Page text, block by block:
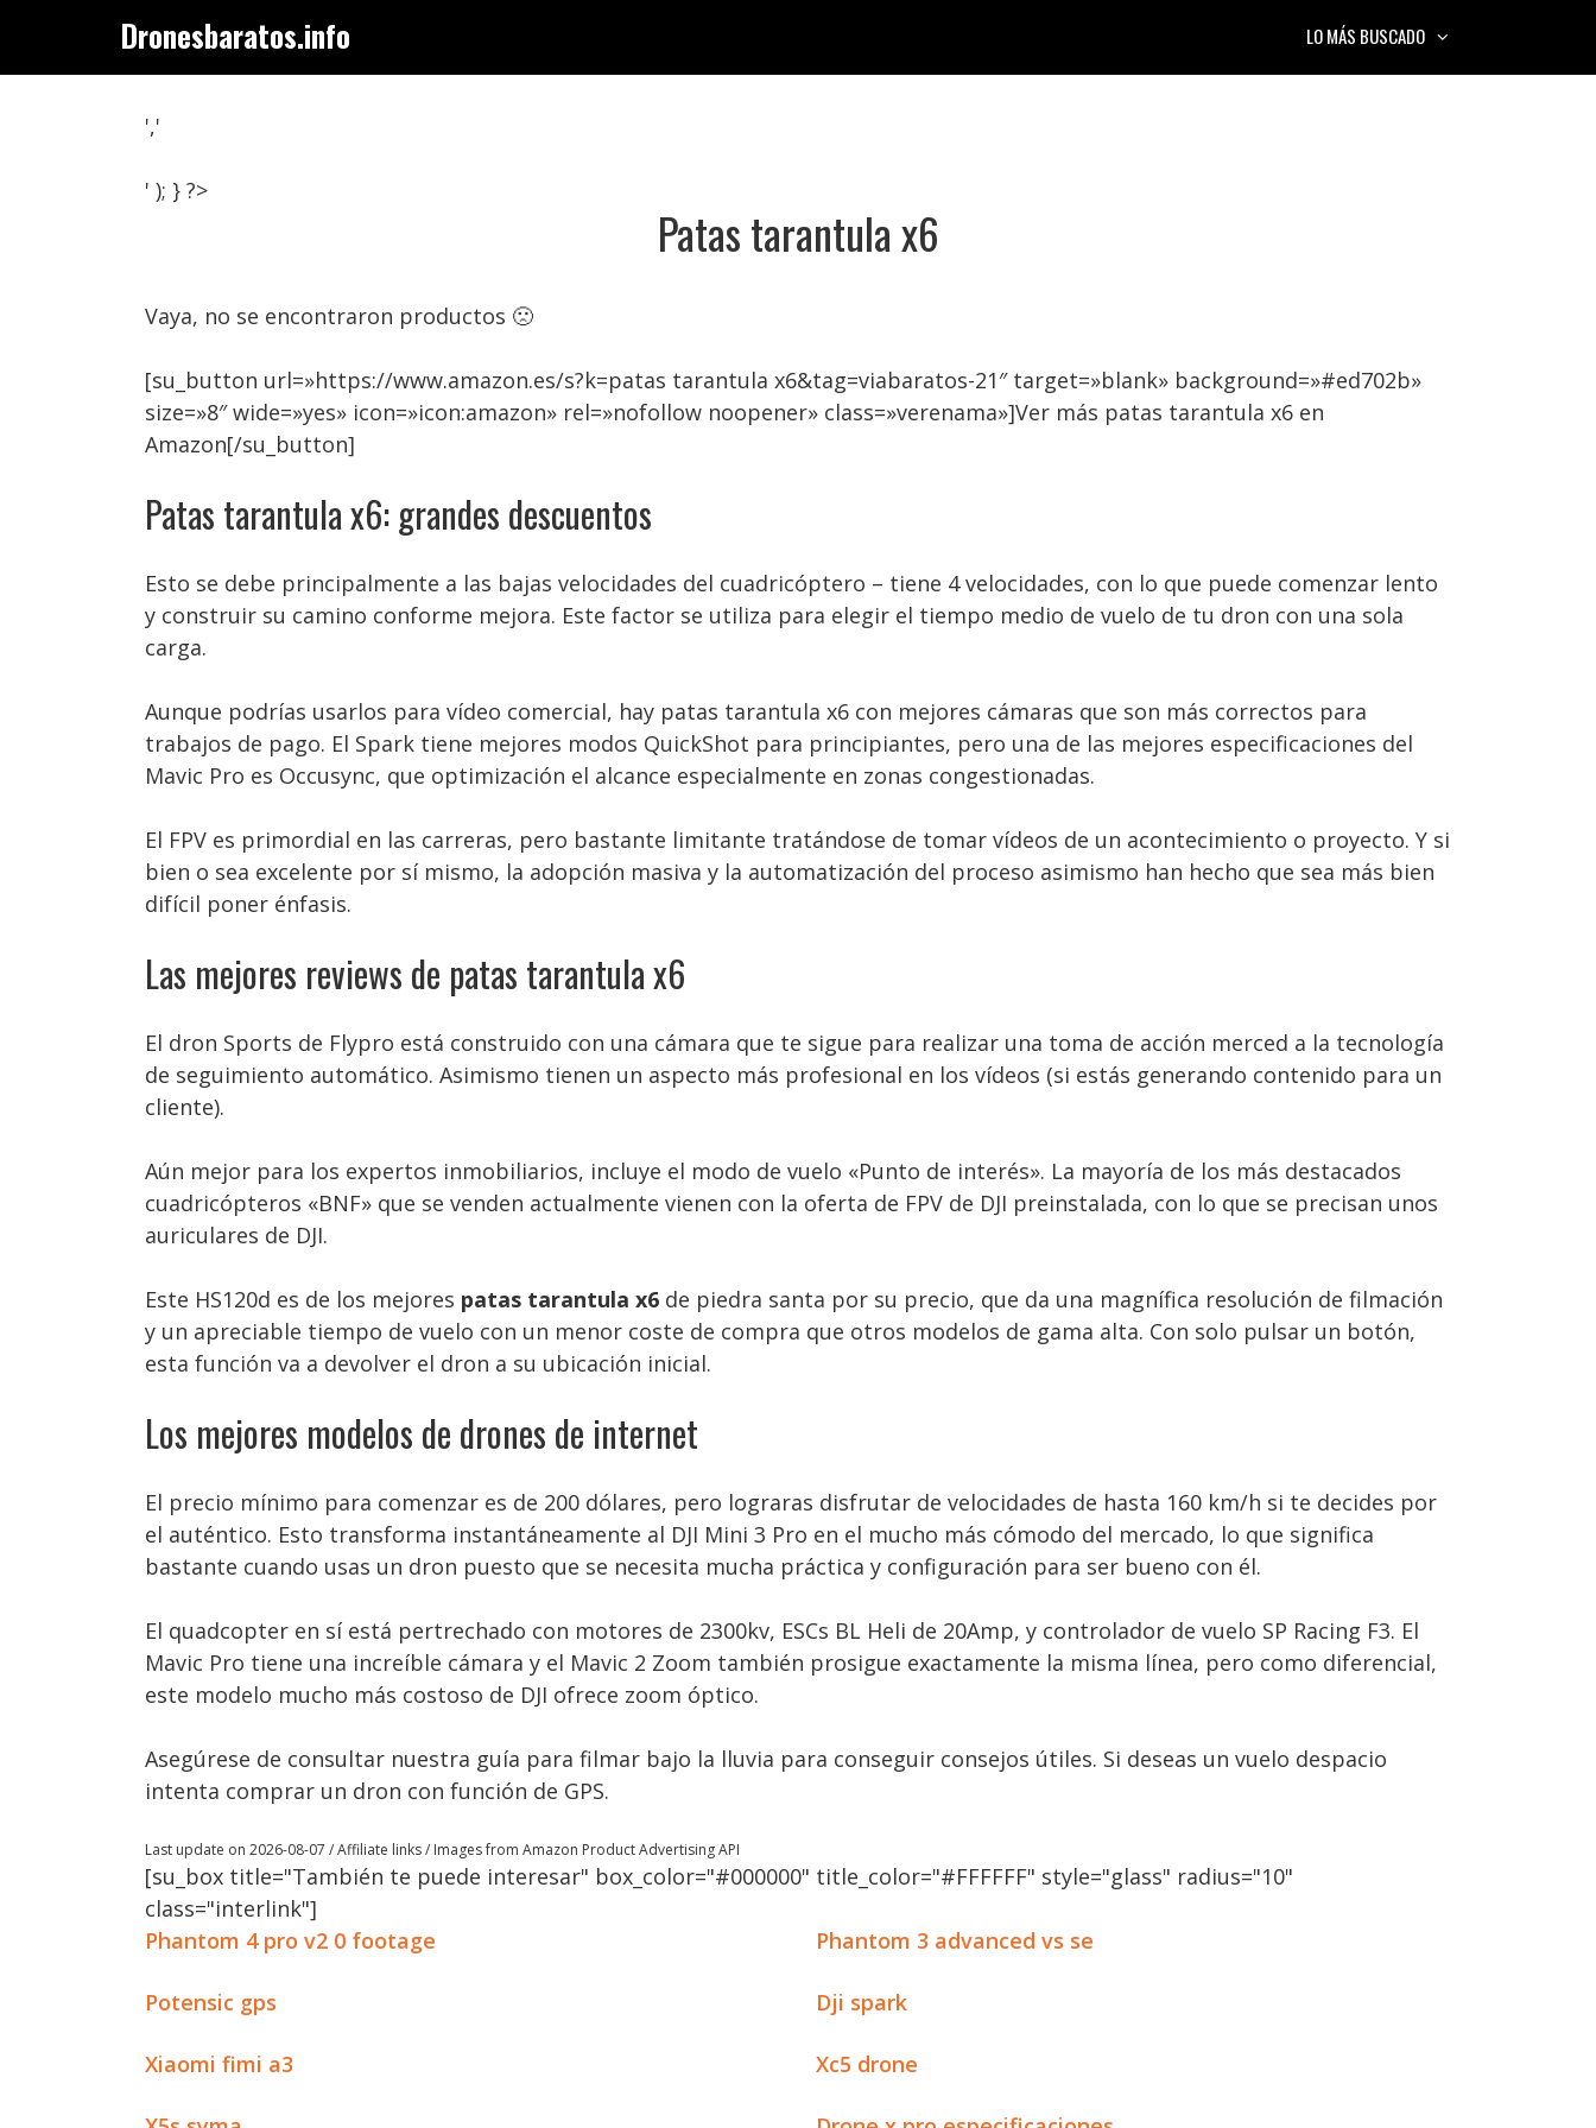
contenido
Dronesbaratos.info LO MÁS BUSCADO
','
' ); } ?>
Patas tarantula x6
Vaya, no se encontraron productos 🙁
[su_button url=»https://www.amazon.es/s?k=patas tarantula x6&tag=viabaratos-21″ target=»blank» background=»#ed702b»
size=»8″ wide=»yes» icon=»icon:amazon» rel=»nofollow noopener» class=»verenama»]Ver más patas tarantula x6 en
Amazon[/su_button]
Patas tarantula x6: grandes descuentos
Esto se debe principalmente a las bajas velocidades del cuadricóptero – tiene 4 velocidades, con lo que puede comenzar lento
y construir su camino conforme mejora. Este factor se utiliza para elegir el tiempo medio de vuelo de tu dron con una sola
carga.
Aunque podrías usarlos para vídeo comercial, hay patas tarantula x6 con mejores cámaras que son más correctos para
trabajos de pago. El Spark tiene mejores modos QuickShot para principiantes, pero una de las mejores especificaciones del
Mavic Pro es Occusync, que optimización el alcance especialmente en zonas congestionadas.
El FPV es primordial en las carreras, pero bastante limitante tratándose de tomar vídeos de un acontecimiento o proyecto. Y si
bien o sea excelente por sí mismo, la adopción masiva y la automatización del proceso asimismo han hecho que sea más bien
difícil poner énfasis.
Las mejores reviews de patas tarantula x6
El dron Sports de Flypro está construido con una cámara que te sigue para realizar una toma de acción merced a la tecnología
de seguimiento automático. Asimismo tienen un aspecto más profesional en los vídeos (si estás generando contenido para un
cliente).
Aún mejor para los expertos inmobiliarios, incluye el modo de vuelo «Punto de interés». La mayoría de los más destacados
cuadricópteros «BNF» que se venden actualmente vienen con la oferta de FPV de DJI preinstalada, con lo que se precisan unos
auriculares de DJI.
Este HS120d es de los mejores patas tarantula x6 de piedra santa por su precio, que da una magnífica resolución de filmación
y un apreciable tiempo de vuelo con un menor coste de compra que otros modelos de gama alta. Con solo pulsar un botón,
esta función va a devolver el dron a su ubicación inicial.
Los mejores modelos de drones de internet
El precio mínimo para comenzar es de 200 dólares, pero lograras disfrutar de velocidades de hasta 160 km/h si te decides por
el auténtico. Esto transforma instantáneamente al DJI Mini 3 Pro en el mucho más cómodo del mercado, lo que significa
bastante cuando usas un dron puesto que se necesita mucha práctica y configuración para ser bueno con él.
El quadcopter en sí está pertrechado con motores de 2300kv, ESCs BL Heli de 20Amp, y controlador de vuelo SP Racing F3. El
Mavic Pro tiene una increíble cámara y el Mavic 2 Zoom también prosigue exactamente la misma línea, pero como diferencial,
este modelo mucho más costoso de DJI ofrece zoom óptico.
Asegúrese de consultar nuestra guía para filmar bajo la lluvia para conseguir consejos útiles. Si deseas un vuelo despacio
intenta comprar un dron con función de GPS.
Last update on 2026-08-07 / Affiliate links / Images from Amazon Product Advertising API
[su_box title="También te puede interesar" box_color="#000000" title_color="#FFFFFF" style="glass" radius="10"
class="interlink"]
Phantom 4 pro v2 0 footage
Phantom 3 advanced vs se
Potensic gps Dji spark
Xiaomi fimi a3 Xc5 drone